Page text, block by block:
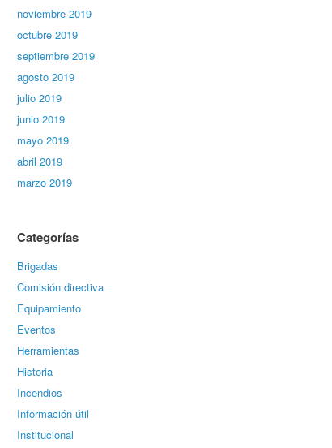
noviembre 2019
octubre 2019
septiembre 2019
agosto 2019
julio 2019
junio 2019
mayo 2019
abril 2019
marzo 2019
Categorías
Brigadas
Comisión directiva
Equipamiento
Eventos
Herramientas
Historia
Incendios
Información útil
Institucional